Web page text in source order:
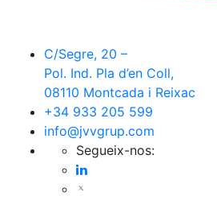
C/Segre, 20 –
Pol. Ind. Pla d’en Coll,
08110 Montcada i Reixac
+34 933 205 599
info@jvvgrup.com
Segueix-nos: